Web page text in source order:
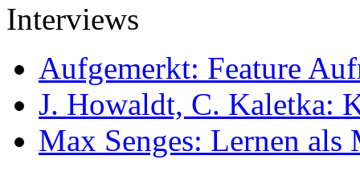
Interviews
Aufgemerkt: Feature
J. Howaldt, C. Kaletka:
Max Senges: Lernen als